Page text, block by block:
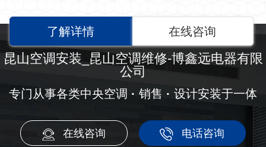
了解详情 在线咨询
昆山空调安装_昆山空调维修-博鑫远电器有限
公司
专门从事各类中央空调 · 销售 · 设计安装于一体
在线咨询 电话咨询